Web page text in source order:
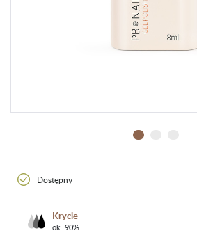
Dostępny
Krycie
ok. 90%